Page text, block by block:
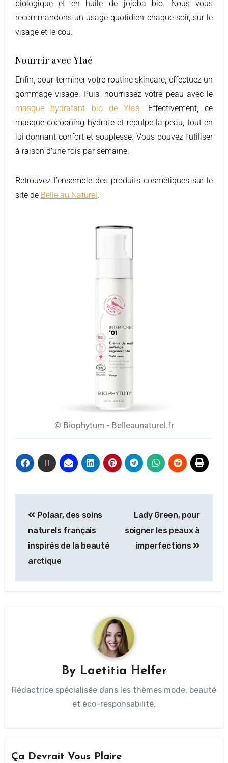
© Biophytum - Belleaunaturel.fr
biologique et en huile de jojoba bio. Nous vous
recommandons un usage quotidien chaque soir, sur le
visage et le cou.
Nourrir avec Ylaé
Enfin, pour terminer votre routine skincare, effectuez un
gommage visage. Puis, nourrissez votre peau avec le
masque hydratant bio de Ylaé. Effectivement, ce
masque cocooning hydrate et repulpe la peau, tout en
lui donnant confort et souplesse. Vous pouvez l’utiliser
à raison d’une fois par semaine.
Retrouvez l’ensemble des produits cosmétiques sur le
site de Belle au Naturel.
Polaar, des soins
naturels français
inspirés de la beauté
arctique
Lady Green, pour
soigner les peaux à
imperfections
By Laetitia Helfer
Rédactrice spécialisée dans les thèmes mode, beauté
et éco-responsabilité.
Ça Devrait Vous Plaire